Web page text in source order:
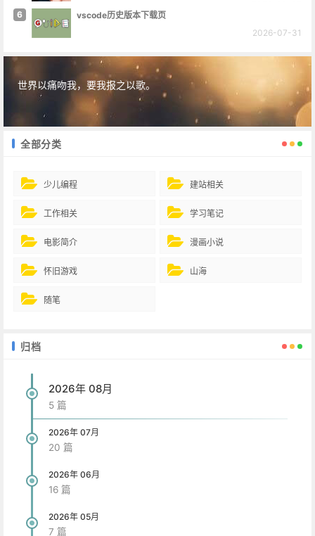
6
vscode历史版本下载页
2026-07-31
世界以痛吻我，要我报之以歌。
全部分类
少儿编程 建站相关
工作相关 学习笔记
电影简介 漫画小说
怀旧游戏 山海
随笔
归档
2026年 08月
5 篇
2026年 07月
20 篇
2026年 06月
16 篇
2026年 05月
7 篇